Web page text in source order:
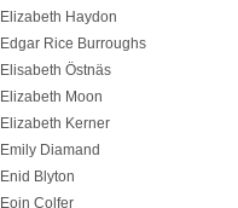
Elizabeth Haydon
Edgar Rice Burroughs
Elisabeth Östnäs
Elizabeth Moon
Elizabeth Kerner
Emily Diamand
Enid Blyton
Eoin Colfer